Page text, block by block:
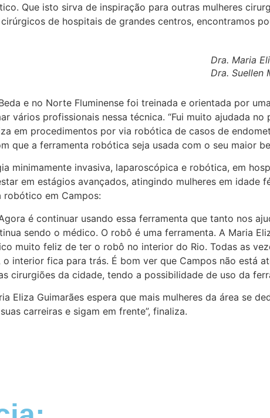
Que isto sirva de inspiração para outras mulheres
de hospitais de grandes centros, encontramos
Dra. Maria
Dra. Suellen
e no Norte Fluminense foi treinada e orientada por
vários profissionais nessa técnica. “Fui muito ajudada
em procedimentos por via robótica de casos de
que a ferramenta robótica seja usada com o seu maior
invasiva, laparoscópica e robótica, em
em estágios avançados, atingindo mulheres em idade
robótico em Campos:
é continuar usando essa ferramenta que tanto nos
sendo o médico. O robô é uma ferramenta. A Maria
muito feliz de ter o robô no interior do Rio. Todas as
interior fica para trás. É bom ver que Campos não está
cirurgiões da cidade, tendo a possibilidade de uso da
Guimarães espera que mais mulheres da área se
carreiras e sigam em frente”, finaliza.